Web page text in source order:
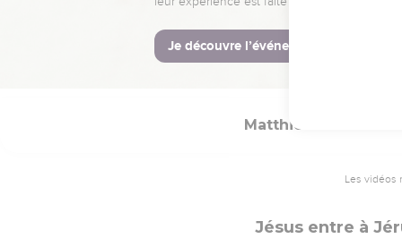
33 Ils lui dirent : «
Matthieu
Les vidéos
Jésus entre à